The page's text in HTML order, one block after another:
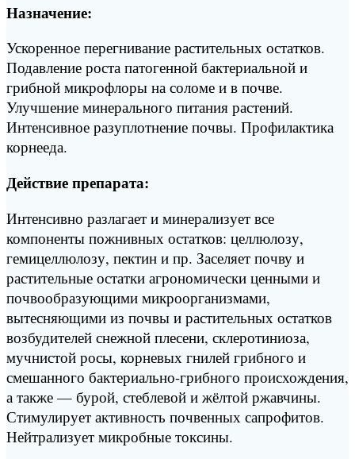
Назначение:
Ускоренное перегнивание растительных остатков.
Подавление роста патогенной бактериальной и
грибной микрофлоры на соломе и в почве.
Улучшение минерального питания растений.
Интенсивное разуплотнение почвы. Профилактика
корнееда.
Действие препарата:
Интенсивно разлагает и минерализует все
компоненты пожнивных остатков: целлюлозу,
гемицеллюлозу, пектин и пр. Заселяет почву и
растительные остатки агрономически ценными и
почвообразующими микроорганизмами,
вытесняющими из почвы и растительных остатков
возбудителей снежной плесени, склеротиниоза,
мучнистой росы, корневых гнилей грибного и
смешанного бактериально-грибного происхождения,
а также — бурой, стеблевой и жёлтой ржавчины.
Стимулирует активность почвенных сапрофитов.
Нейтрализует микробные токсины.